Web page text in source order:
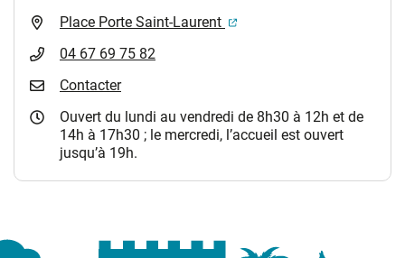
Place Porte Saint-Laurent
(ouverture dans un
04 67 69 75 82
Contacter
Ouvert du lundi au vendredi de 8h30 à 12h et de
14h à 17h30 ; le mercredi, l’accueil est ouvert
jusqu’à 19h.